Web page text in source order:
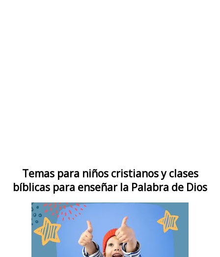
Temas para niños cristianos y clases
bíblicas para enseñar la Palabra de Dios